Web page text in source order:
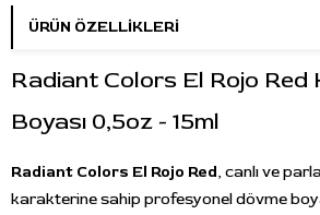
ÜRÜN ÖZELLIKLERI
Radiant Colors El Rojo Red
Boyası 0,5oz - 15ml
Radiant Colors El Rojo Red, canlı ve
karakterine sahip profesyonel dövme